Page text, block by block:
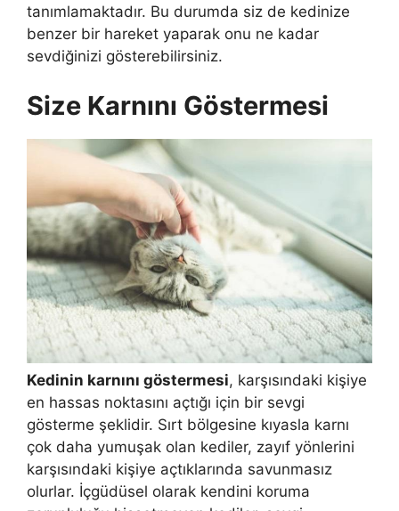
tanımlamaktadır. Bu durumda siz de kedinize
benzer bir hareket yaparak onu ne kadar
sevdiğinizi gösterebilirsiniz.
Size Karnını Göstermesi
Kedinin karnını göstermesi, karşısındaki kişiye
en hassas noktasını açtığı için bir sevgi
gösterme şeklidir. Sırt bölgesine kıyasla karnı
çok daha yumuşak olan kediler, zayıf yönlerini
karşısındaki kişiye açtıklarında savunmasız
olurlar. İçgüdüsel olarak kendini koruma